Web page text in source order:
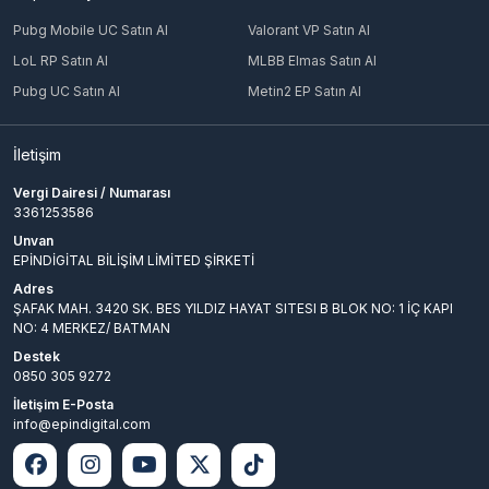
Pubg Mobile UC Satın Al
Valorant VP Satın Al
LoL RP Satın Al
MLBB Elmas Satın Al
Pubg UC Satın Al
Metin2 EP Satın Al
İletişim
Vergi Dairesi / Numarası
3361253586
Unvan
EPİNDİGİTAL BİLİŞİM LİMİTED ŞİRKETİ
Adres
ŞAFAK MAH. 3420 SK. BES YILDIZ HAYAT SITESI B BLOK NO: 1 İÇ KAPI
NO: 4 MERKEZ/ BATMAN
Destek
0850 305 9272
İletişim E-Posta
info@epindigital.com